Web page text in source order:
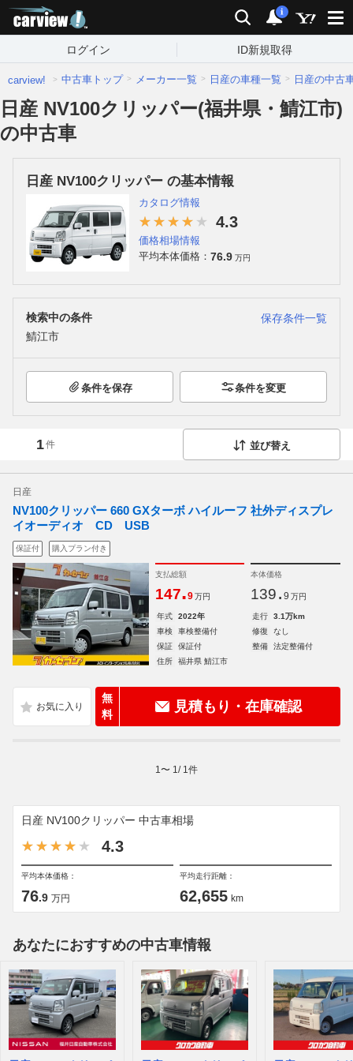
検索 通知
i
ログイン ID新規取得
carview! 中古車トップ メーカー一覧 日産の車種一覧 日産の中古
日産 NV100クリッパー(福井県・鯖江市)
の中古車
日産 NV100クリッパー の基本情報
カタログ情報
4.3
価格相場情報
平均本体価格： 76.9 万円
検索中の条件
保存条件一覧
鯖江市
条件を保存 条件を変更
1件 並び替え
日産
NV100クリッパー 660 GXターボ ハイルーフ 社外ディスプレ
イオーディオ CD USB
保証付 購入プラン付き
支払総額
147.9 万円
本体価格
139. 9 万円
年式 2022年 走行
3.1万km
車検
車検整備付 修復
なし
保証
保証付 整備
法定整備付
住所
福井県 鯖江市
無
料
見積もり・在庫確認
1 〜 1 / 1 件
日産 NV100クリッパー 中古車相場
4.3
平均本体価格：
76.9 万円
平均走行距離：
62,655 km
あなたにおすすめの中古車情報